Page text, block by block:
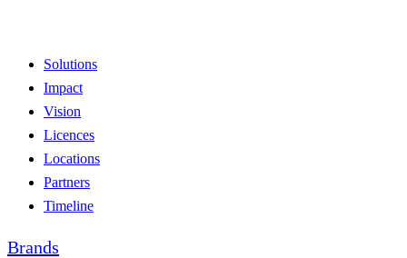
Solutions
Impact
Vision
Licences
Locations
Partners
Timeline
Brands